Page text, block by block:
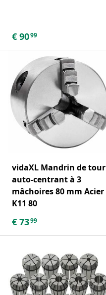
€ 9099
vidaXL Mandrin de tour
auto-centrant à 3
mâchoires 80 mm Acier
K11 80
€ 7399